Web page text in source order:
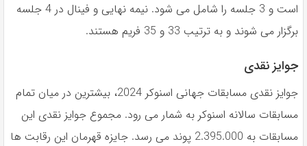
است و 3 جلسه را شامل می شود. نیمه نهایی و فینال در 4 جلسه
برگزار می شوند و به ترتیب 33 و 35 فریم هستند.
جوایز نقدی
جوایز نقدی مسابقات جهانی اسنوکر 2024، بیشترین در میان تمام
مسابقات سالانه اسنوکر به شمار می رود. مجموع جوایز نقدی این
مسابقات به 2.395.000 پوند می رسد. جایزه قهرمان این رقابت ها